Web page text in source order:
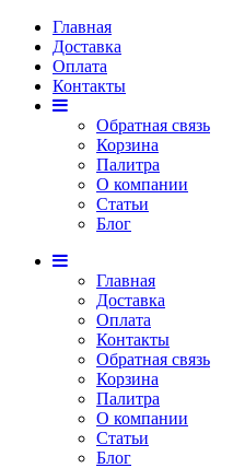
Главная
Доставка
Оплата
Контакты
Обратная связь
Корзина
Палитра
О компании
Статьи
Блог
Главная
Доставка
Оплата
Контакты
Обратная связь
Корзина
Палитра
О компании
Статьи
Блог